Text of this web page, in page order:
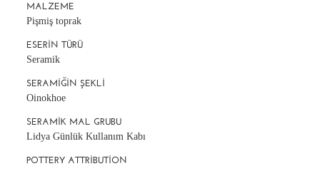
MALZEME
Pişmiş toprak
ESERIN TÜRÜ
Seramik
SERAMIĞIN ŞEKLI
Oinokhoe
SERAMIK MAL GRUBU
Lidya Günlük Kullanım Kabı
POTTERY ATTRIBUTION